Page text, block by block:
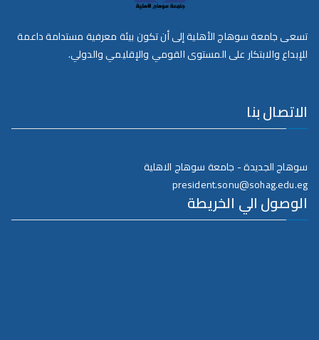
تسعى جامعة سوهاج الأهلية إلى أن تكون بيئة معرفية مستدامة داعمة
للإبداع والابتكار على المستوى القومي والإقليمي والدولي.
الاتصال بنا
سوهاج الجديدة - جامعة سوهاج الاهلية
president.sonu@sohag.edu.eg
الوصول الي الخريطة